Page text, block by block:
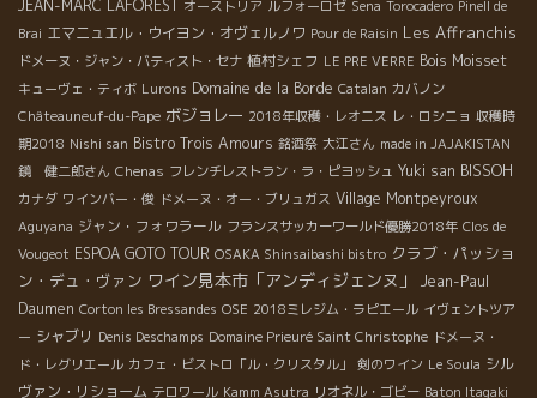
JEAN-MARC LAFOREST オーストリア ルフォーロゼ Sena Torocadero Pinell de
Brai エマニュエル・ウイヨン・オヴェルノワ Pour de Raisin Les Affranchis
ドメーヌ・ジャン・バティスト・セナ 植村シェフ LE PRE VERRE Bois Moisset
キューヴェ・ティボ Lurons Domaine de la Borde Catalan カバノン
Châteauneuf-du-Pape ボジョレー 2018年収穫・レオニス レ・ロシニョ 収穫時
期2018 Nishi san Bistro Trois Amours 銘酒祭 大江さん made in JAJAKISTAN
鏡 健二郎さん Chenas フレンチレストラン・ラ・ピヨッシュ Yuki san BISSOH
カナダ ワインバー・俊 ドメーヌ・オー・ブリュガス Village Montpeyroux
Aguyana ジャン・フォワラール フランスサッカーワールド優勝2018年 Clos de
Vougeot ESPOA GOTO TOUR OSAKA Shinsaibashi bistro クラブ・パッショ
ン・デュ・ヴァン ワイン見本市「アンディジェンヌ」
Jean-Paul
Daumen Corton les Bressandes OSE 2018ミレジム・ラピエール イヴェントツア
ー シャブリ Denis Deschamps Domaine Prieuré Saint Christophe ドメーヌ・
ド・レグリエール カフェ・ビストロ「ル・クリスタル」 剣のワイン Le Soula シル
ヴァン・リショーム テロワール Kamm Asutra リオネル・ゴビー Baton Itagaki